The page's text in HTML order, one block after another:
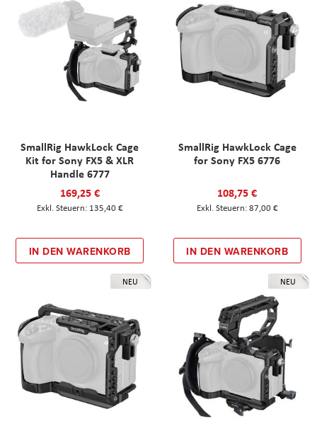
SmallRig HawkLock Cage
Kit for Sony FX5 & XLR
Handle 6777
169,25 €
135,40 €
IN DEN WARENKORB
SmallRig HawkLock Cage
for Sony FX5 6776
108,75 €
87,00 €
IN DEN WARENKORB
NEU NEU